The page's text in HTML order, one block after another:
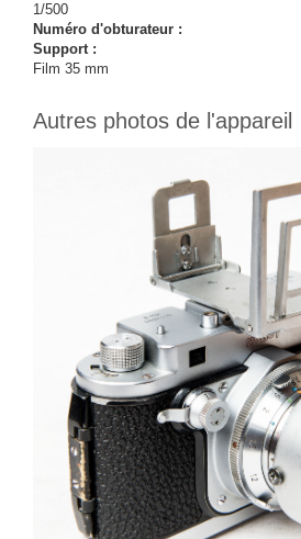
1/500
Numéro d'obturateur :
Support :
Film 35 mm
Autres photos de l'appareil